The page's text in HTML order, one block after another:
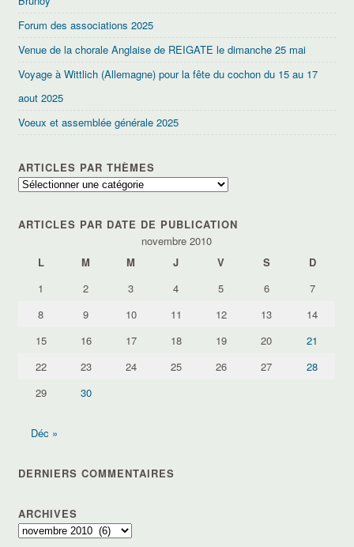
Forum des associations 2025
Venue de la chorale Anglaise de REIGATE le dimanche 25 mai
Voyage à Wittlich (Allemagne) pour la fête du cochon du 15 au 17
aout 2025
Voeux et assemblée générale 2025
ARTICLES PAR THÈMES
Articles
ARTICLES PAR DATE DE PUBLICATION
novembre 2010
L
M M J V S
D
1
2 3 4 5 6
7
8
9 10 11 12 13
14
15
16 17 18 19 20
21
22
23 24 25 26 27
28
29
30
Déc »
DERNIERS COMMENTAIRES
ARCHIVES
Archives